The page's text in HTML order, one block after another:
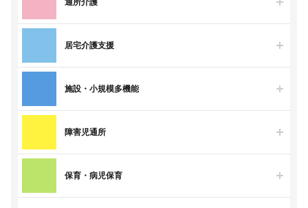
通所介護
居宅介護支援
施設・小規模多機能
障害児通所
保育・病児保育